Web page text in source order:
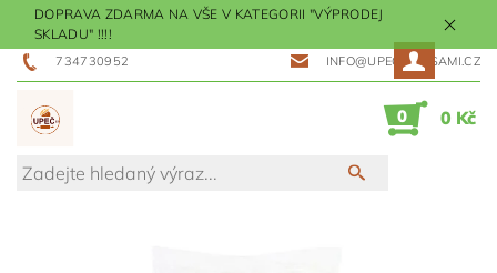
DOPRAVA ZDARMA NA VŠE V KATEGORII "VÝPRODEJ
SKLADU" !!!!
734730952 INFO@UPECMESISAMI.CZ
0 0 Kč